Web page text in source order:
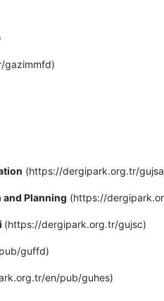
gazimmfd)
(https://dergipark.org.tr/
and Planning (https://
(https://dergipark.org.tr/gujsc)
guffd)
en/pub/guhes)